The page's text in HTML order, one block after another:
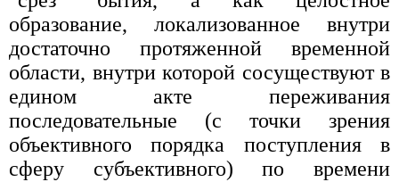
образование, локализованное внутри
достаточно протяженной временной
области, внутри которой сосуществуют в
едином акте переживания
последовательные (с точки зрения
объективного порядка поступления в
сферу субъективного) по времени